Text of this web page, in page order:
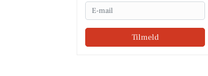
Email
Tilmeld